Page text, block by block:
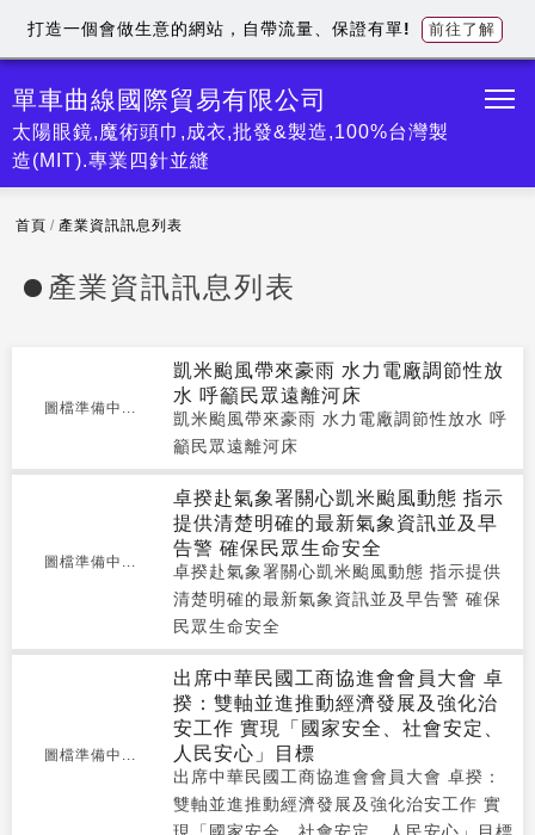
單車曲線國際貿易有限公司
太陽眼鏡,魔術頭巾,成衣,批發&製造,100%台灣製
造(MIT).專業四針並縫
首頁 / 產業資訊訊息列表
產業資訊訊息列表
圖檔準備中...
凱米颱風帶來豪雨 水力電廠調節性放
水 呼籲民眾遠離河床
凱米颱風帶來豪雨 水力電廠調節性放水 呼
籲民眾遠離河床
圖檔準備中...
卓揆赴氣象署關心凱米颱風動態 指示
提供清楚明確的最新氣象資訊並及早
告警 確保民眾生命安全
卓揆赴氣象署關心凱米颱風動態 指示提供
清楚明確的最新氣象資訊並及早告警 確保
民眾生命安全
圖檔準備中...
出席中華民國工商協進會會員大會 卓
揆：雙軸並進推動經濟發展及強化治
安工作 實現「國家安全、社會安定、
人民安心」目標
出席中華民國工商協進會會員大會 卓揆：
雙軸並進推動經濟發展及強化治安工作 實
打造一個會做生意的網站，自帶流量、保證有單! 前往了解